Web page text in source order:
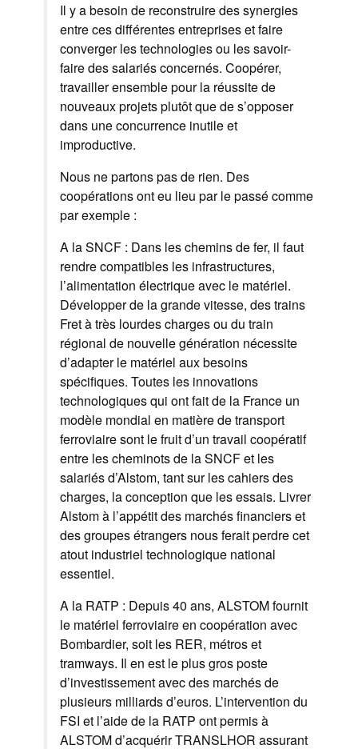
Il y a besoin de reconstruire des synergies
entre ces différentes entreprises et faire
converger les technologies ou les savoir-
faire des salariés concernés. Coopérer,
travailler ensemble pour la réussite de
nouveaux projets plutôt que de s’opposer
dans une concurrence inutile et
improductive.
Nous ne partons pas de rien. Des
coopérations ont eu lieu par le passé comme
par exemple :
A la SNCF : Dans les chemins de fer, il faut
rendre compatibles les infrastructures,
l’alimentation électrique avec le matériel.
Développer de la grande vitesse, des trains
Fret à très lourdes charges ou du train
régional de nouvelle génération nécessite
d’adapter le matériel aux besoins
spécifiques. Toutes les innovations
technologiques qui ont fait de la France un
modèle mondial en matière de transport
ferroviaire sont le fruit d’un travail coopératif
entre les cheminots de la SNCF et les
salariés d’Alstom, tant sur les cahiers des
charges, la conception que les essais. Livrer
Alstom à l’appétit des marchés financiers et
des groupes étrangers nous ferait perdre cet
atout industriel technologique national
essentiel.
A la RATP : Depuis 40 ans, ALSTOM fournit
le matériel ferroviaire en coopération avec
Bombardier, soit les RER, métros et
tramways. Il en est le plus gros poste
d’investissement avec des marchés de
plusieurs milliards d’euros. L’intervention du
FSI et l’aide de la RATP ont permis à
ALSTOM d’acquérir TRANSLHOR assurant